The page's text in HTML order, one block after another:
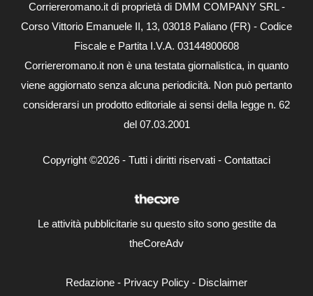
Corriereromano.it di proprietà di DMM COMPANY SRL -
Corso Vittorio Emanuele II, 13, 03018 Paliano (FR) - Codice
Fiscale e Partita I.V.A. 03144800608
Corriereromano.it non è una testata giornalistica, in quanto
viene aggiornato senza alcuna periodicità. Non può pertanto
considerarsi un prodotto editoriale ai sensi della legge n. 62
del 07.03.2001
Copyright ©2026 - Tutti i diritti riservati - Contattaci
Le attività pubblicitarie su questo sito sono gestite da
theCoreAdv
Redazione - Privacy Policy - Disclaimer